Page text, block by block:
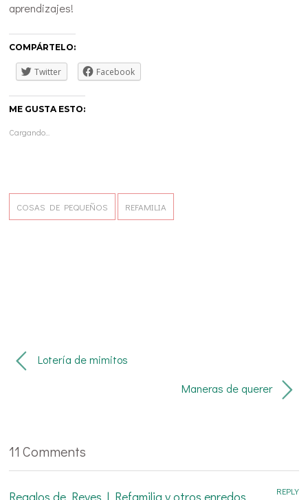
aprendizajes!
COMPÁRTELO:
Twitter Facebook
ME GUSTA ESTO:
Cargando...
COSAS DE PEQUEÑOS REFAMILIA
Lotería de mimitos
Maneras de querer
11 Comments
Regalos de Reyes | Refamilia y otros enredos REPLY